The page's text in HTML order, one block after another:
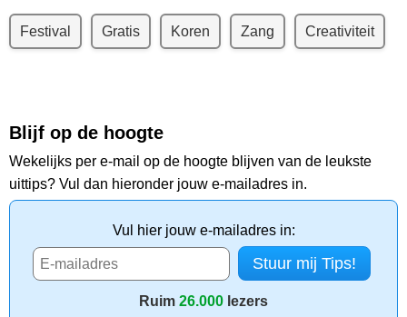
Festival Gratis Koren Zang Creativiteit
Blijf op de hoogte
Wekelijks per e-mail op de hoogte blijven van de leukste
uittips? Vul dan hieronder jouw e-mailadres in.
Vul hier jouw e-mailadres in:
Ruim 26.000 lezers